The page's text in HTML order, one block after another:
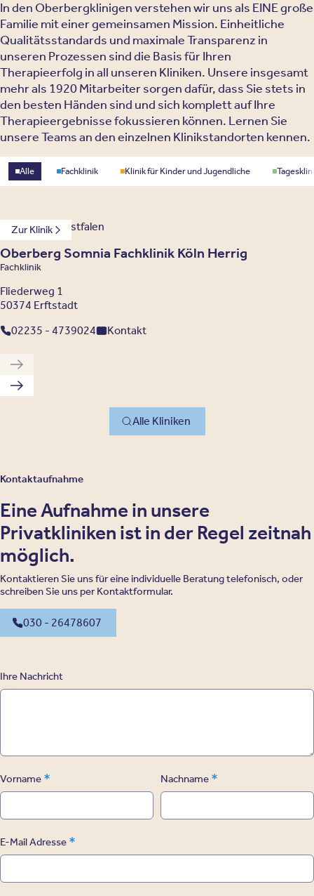
In den Oberbergklinigen verstehen wir uns als EINE große
Familie mit einer gemeinsamen Mission. Einheitliche
Qualitätsstandards und maximale Transparenz in
unseren Prozessen sind die Basis für Ihren
Therapieerfolg in all unseren Kliniken. Unsere insgesamt
mehr als 1920 Mitarbeiter sorgen dafür, dass Sie stets in
den besten Händen sind und sich komplett auf Ihre
Therapieergebnisse fokussieren können. Lernen Sie
unsere Teams an den einzelnen Klinikstandorten kennen.
Standorttyp
Alle Fachklinik Klinik für Kinder und Jugendliche
Zur Klinik
Nordrhein-Westfalen
Oberberg Somnia Fachklinik Köln Herrig
Fachklinik
Fliederweg 1
50374 Erftstadt
02235 - 4739024
Kontakt
Vorherige Klinik
Nächste Klinik
Alle Kliniken
Kontaktaufnahme
Eine Aufnahme in unsere
Privatkliniken ist in der Regel zeitnah
möglich.
Kontaktieren Sie uns für eine individuelle Beratung telefonisch, oder
schreiben Sie uns per Kontaktformular.
030 - 26478607
Ihre Nachricht
Vorname * Nachname *
E-Mail Adresse *